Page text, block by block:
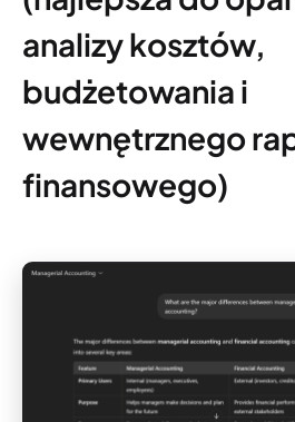
analizy kosztów,
budżetowania i
wewnętrznego
finansowego)